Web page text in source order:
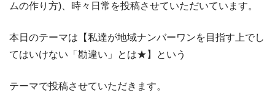
ムの作り方)、時々日常を投稿させていただいています。
本日のテーマは【私達が地域ナンバーワンを目指す上でし
てはいけない「勘違い」とは★】という
テーマで投稿させていただきます。